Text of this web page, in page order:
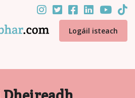
Logáil isteach